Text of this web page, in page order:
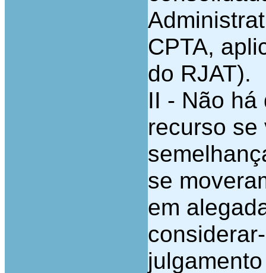
CPTA,
do RJAT).
II - Não há
recurso se
se
em